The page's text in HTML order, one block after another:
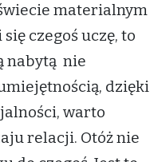
materialnym
czegoś uczę, to
nabytą nie
dzięki
warto
relacji. Otóż nie